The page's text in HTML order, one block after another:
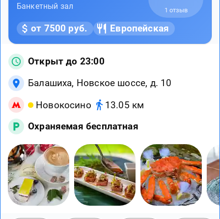
Банкетный зал 1 отзыв
от 7500 руб. Европейская
Открыт до 23:00
Балашиха, Новское шоссе, д. 10
Новокосино
13.05 км
Охраняемая бесплатная